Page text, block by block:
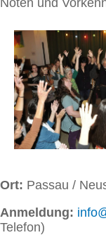
Ort: Passau /
Anmeldung:
Telefon)